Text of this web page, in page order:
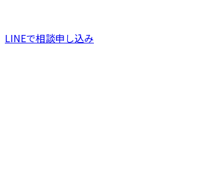
LINEで相談申し込み